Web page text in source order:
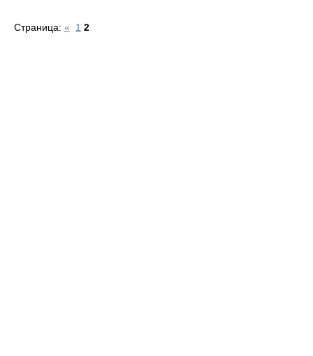
Страница: « 1 2